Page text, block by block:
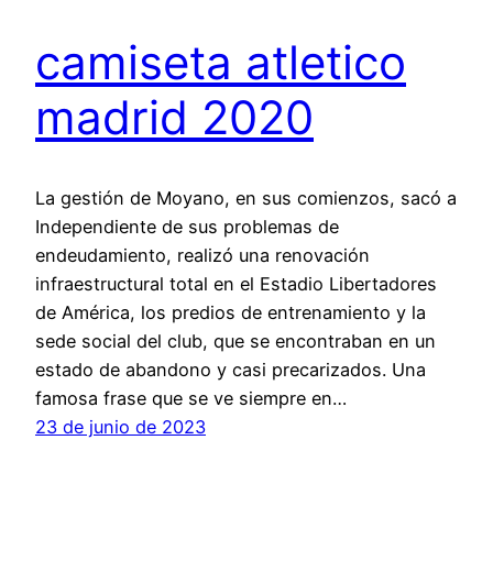
camiseta atletico
madrid 2020
La gestión de Moyano, en sus comienzos, sacó a
Independiente de sus problemas de
endeudamiento, realizó una renovación
infraestructural total en el Estadio Libertadores
de América, los predios de entrenamiento y la
sede social del club, que se encontraban en un
estado de abandono y casi precarizados. Una
famosa frase que se ve siempre en…
23 de junio de 2023